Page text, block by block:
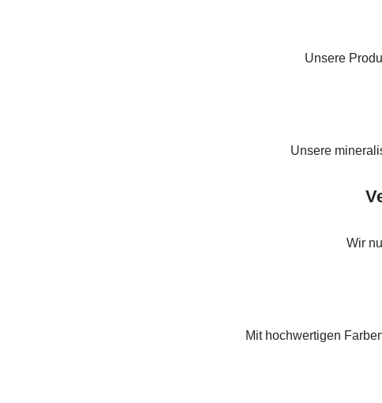
Unsere
Unsere
Wir
Mit hochwertigen